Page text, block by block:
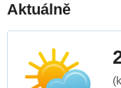
Aktuálně